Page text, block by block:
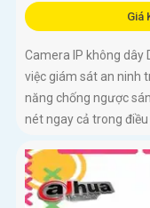
Giá
Camera IP không dây
việc giám sát an ninh
năng chống ngược
nét ngay cả trong